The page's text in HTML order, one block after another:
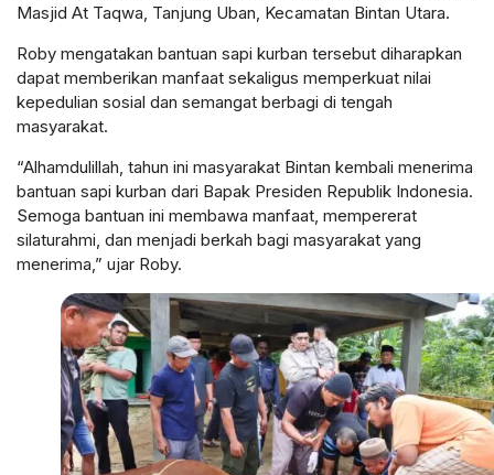
Masjid At Taqwa, Tanjung Uban, Kecamatan Bintan Utara.
Roby mengatakan bantuan sapi kurban tersebut diharapkan
dapat memberikan manfaat sekaligus memperkuat nilai
kepedulian sosial dan semangat berbagi di tengah
masyarakat.
“Alhamdulillah, tahun ini masyarakat Bintan kembali menerima
bantuan sapi kurban dari Bapak Presiden Republik Indonesia.
Semoga bantuan ini membawa manfaat, mempererat
silaturahmi, dan menjadi berkah bagi masyarakat yang
menerima,” ujar Roby.